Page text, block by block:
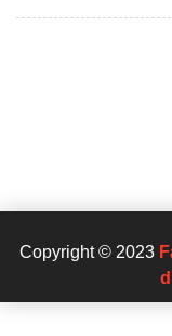
Copyright © 2023